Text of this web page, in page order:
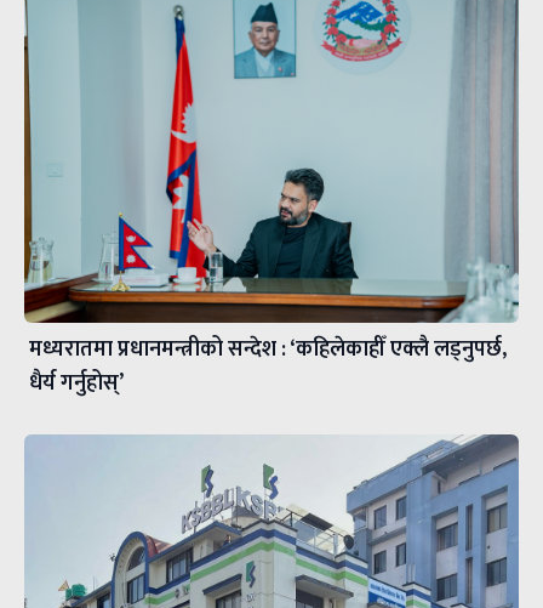
मध्यरातमा प्रधानमन्त्रीको सन्देश : ‘कहिलेकाहीँ एक्लै लड्नुपर्छ,
धैर्य गर्नुहोस्’